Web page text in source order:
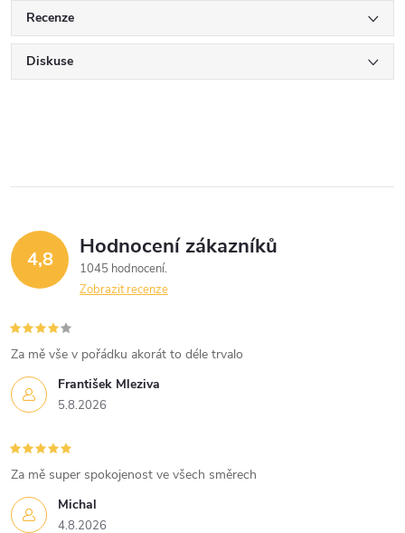
Recenze
Diskuse
4,8 Hodnocení zákazníků
1045 hodnocení
Zobrazit recenze
František Mleziva
5.8.2026
Za mě vše v pořádku akorát to déle trvalo
Michal
4.8.2026
Za mě super spokojenost ve všech směrech